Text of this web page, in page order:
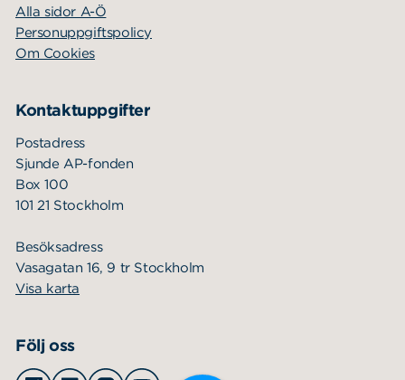
Alla sidor A-Ö
Personuppgiftspolicy
Om Cookies
Kontaktuppgifter
Postadress
Sjunde AP-fonden
Box 100
101 21 Stockholm
Besöksadress
Vasagatan 16, 9 tr Stockholm
Visa karta
Följ oss